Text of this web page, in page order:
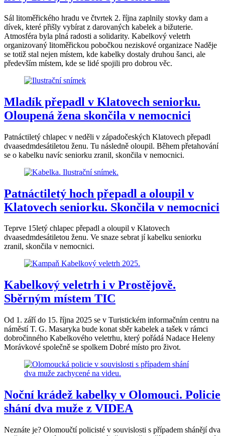
Sál litoměřického hradu ve čtvrtek 2. října zaplnily stovky dam a
dívek, které přišly vybírat z darovaných kabelek a bižuterie.
Atmosféra byla plná radosti a solidarity. Kabelkový veletrh
organizovaný litoměřickou pobočkou neziskové organizace Naděje
se totiž stal nejen místem, kde kabelky dostaly druhou šanci, ale
především místem, kde se lidé spojili pro dobrou věc.
Mladík přepadl v Klatovech seniorku.
Oloupená žena skončila v nemocnici
Patnáctiletý chlapec v neděli v západočeských Klatovech přepadl
dvaasedmdesátiletou ženu. Tu následně oloupil. Během přetahování
se o kabelku navíc seniorku zranil, skončila v nemocnici.
Patnáctiletý hoch přepadl a oloupil v
Klatovech seniorku. Skončila v nemocnici
Teprve 15letý chlapec přepadl a oloupil v Klatovech
dvaasedmdesátiletou ženu. Ve snaze sebrat jí kabelku seniorku
zranil, skončila v nemocnici.
Kabelkový veletrh i v Prostějově.
Sběrným místem TIC
Od 1. září do 15. října 2025 se v Turistickém informačním centru na
náměstí T. G. Masaryka bude konat sběr kabelek a tašek v rámci
dobročinného Kabelkového veletrhu, který pořádá Nadace Heleny
Morávkové společně se spolkem Dobré místo pro život.
Noční krádež kabelky v Olomouci. Policie
shání dva muže z VIDEA
Neznáte je? Olomoučtí policisté v souvislosti s případem shánějí dva